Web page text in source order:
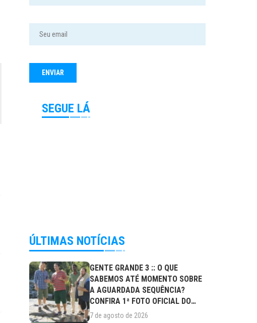
SEGUE LÁ
ÚLTIMAS NOTÍCIAS
GENTE GRANDE 3 :: O QUE
SABEMOS ATÉ MOMENTO SOBRE
A AGUARDADA SEQUÊNCIA?
CONFIRA 1ª FOTO OFICIAL DO
ELENCO!
7 de agosto de 2026